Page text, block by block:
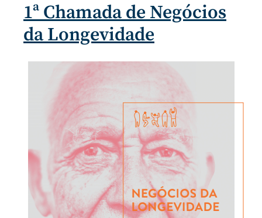
1ª Chamada de Negócios
da Longevidade